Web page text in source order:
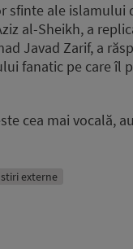
sfinte ale islamului
al-Sheikh, a
Javad Zarif, a
fanatic pe care îl
cea mai vocală,
stiri externe